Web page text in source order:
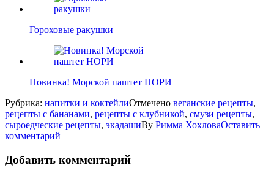
Гороховые ракушки
Новинка! Морской паштет НОРИ
Рубрика: напитки и коктейлиОтмечено веганские рецепты,
рецепты с бананами, рецепты с клубникой, смузи рецепты,
сыроедческие рецепты, экадашиBy Римма ХохловаОставить
комментарий
Добавить комментарий